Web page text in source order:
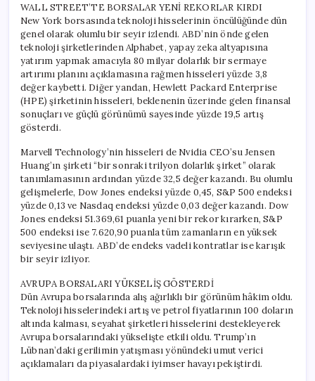
WALL STREET’TE BORSALAR YENİ REKORLAR KIRDI
New York borsasında teknoloji hisselerinin öncülüğünde dün
genel olarak olumlu bir seyir izlendi. ABD’nin önde gelen
teknoloji şirketlerinden Alphabet, yapay zeka altyapısına
yatırım yapmak amacıyla 80 milyar dolarlık bir sermaye
artırımı planını açıklamasına rağmen hisseleri yüzde 3,8
değer kaybetti. Diğer yandan, Hewlett Packard Enterprise
(HPE) şirketinin hisseleri, beklenenin üzerinde gelen finansal
sonuçları ve güçlü görünümü sayesinde yüzde 19,5 artış
gösterdi.
Marvell Technology’nin hisseleri de Nvidia CEO’su Jensen
Huang’ın şirketi “bir sonraki trilyon dolarlık şirket” olarak
tanımlamasının ardından yüzde 32,5 değer kazandı. Bu olumlu
gelişmelerle, Dow Jones endeksi yüzde 0,45, S&P 500 endeksi
yüzde 0,13 ve Nasdaq endeksi yüzde 0,03 değer kazandı. Dow
Jones endeksi 51.369,61 puanla yeni bir rekor kırarken, S&P
500 endeksi ise 7.620,90 puanla tüm zamanların en yüksek
seviyesine ulaştı. ABD’de endeks vadeli kontratlar ise karışık
bir seyir izliyor.
AVRUPA BORSALARI YÜKSELİŞ GÖSTERDİ
Dün Avrupa borsalarında alış ağırlıklı bir görünüm hâkim oldu.
Teknoloji hisselerindeki artış ve petrol fiyatlarının 100 doların
altında kalması, seyahat şirketleri hisselerini destekleyerek
Avrupa borsalarındaki yükselişte etkili oldu. Trump’ın
Lübnan’daki gerilimin yatışması yönündeki umut verici
açıklamaları da piyasalardaki iyimser havayı pekiştirdi.